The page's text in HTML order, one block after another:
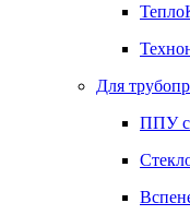
Для
ППУ